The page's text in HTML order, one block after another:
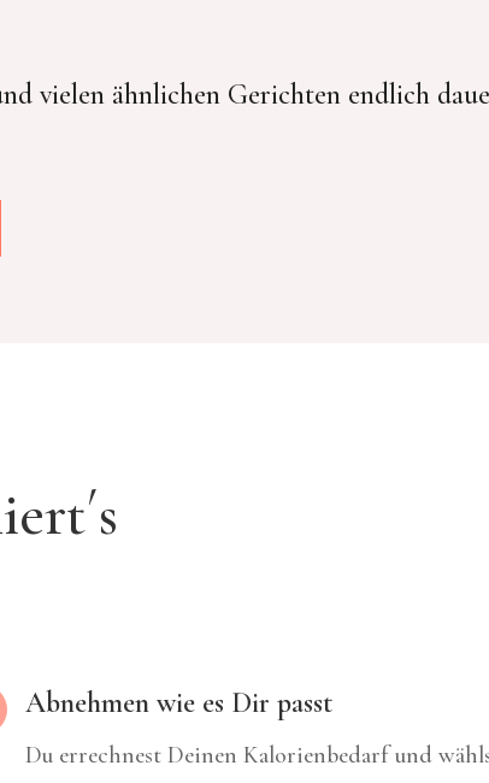
vielen ähnlichen Gerichten endlich
Abnehmen wie es Dir passt
Du errechnest Deinen Kalorienbedarf und